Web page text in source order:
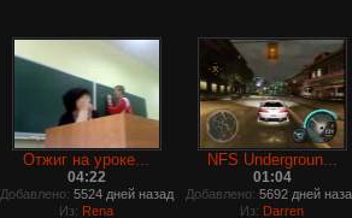
Отжиг на уроке...
04:22
Добавлено: 5524 дней назад
Из: Rena
NFS Undergroun...
01:04
Добавлено: 5692 дней
Из: Darren